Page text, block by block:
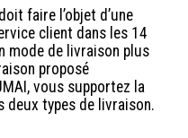
faire l’objet d’une
client dans les 14
mode de livraison plus
proposé
vous supportez la
deux types de livraison.